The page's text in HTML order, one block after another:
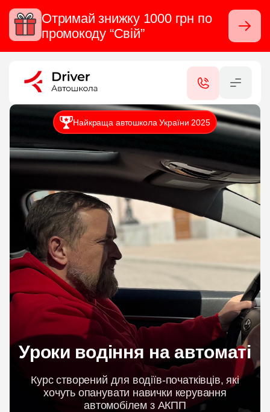
Отримай знижку 1000 грн по
промокоду “Свій”
Закрити
КАТЕГОРІЇ
ПОСЛУГИ
СЕРТИФІКАТИ
ФІЛІАЛИ
КОНТАКТИ
ВІДГУКИ
ЦІНИ
ІНСТРУКТОРИ
ОНЛАЙН НАВЧАННЯ
Найкраща автошкола України 2025
Уроки водіння на автоматі
Курс створений для водіїв-початківців, які
хочуть опанувати навички керування
автомобілем з АКПП